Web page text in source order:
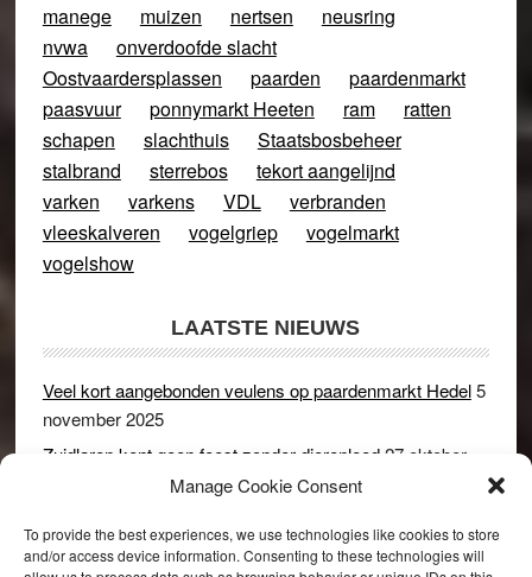
Manage Cookie Consent
To provide the best experiences, we use technologies like cookies to store
and/or access device information. Consenting to these technologies will
manege
muizen nertsen
neusring
nvwa
onverdoofde slacht
Oostvaardersplassen
paarden
paardenmarkt
paasvuur
ponnymarkt Heeten ram
ratten
schapen
slachthuis
Staatsbosbeheer
stalbrand
sterrebos
tekort aangelijnd
varken
varkens VDL
verbranden
vleeskalveren
vogelgriep
vogelmarkt
vogelshow
LAATSTE NIEUWS
Veel kort aangebonden veulens op paardenmarkt Hedel5
november 2025
Zuidlaren kent geen feest zonder dierenleed27 oktober
Rijswijk (Gld) 2 december 2024